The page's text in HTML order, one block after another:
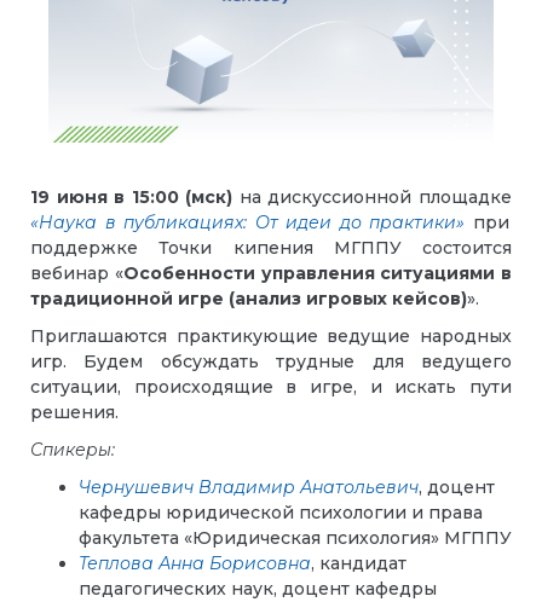
19 июня в 15:00 (мск) на дискуссионной площадке
«Наука в публикациях: От идеи до практики» при
поддержке Точки кипения МГППУ состоится
вебинар «Особенности управления ситуациями в
традиционной игре (анализ игровых кейсов)».
Приглашаются практикующие ведущие народных
игр. Будем обсуждать трудные для ведущего
ситуации, происходящие в игре, и искать пути
решения.
Спикеры:
Чернушевич Владимир Анатольевич, доцент
кафедры юридической психологии и права
факультета «Юридическая психология» МГППУ
Теплова Анна Борисовна, кандидат
педагогических наук, доцент кафедры